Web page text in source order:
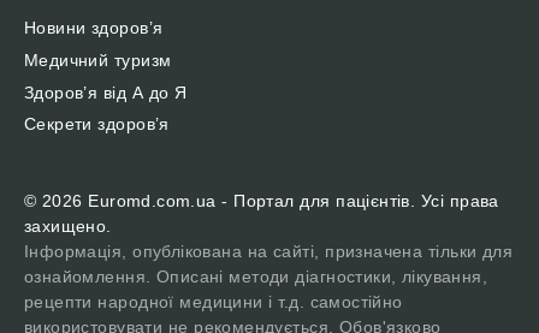
Новини здоров’я
Медичний туризм
Здоров’я від А до Я
Секрети здоров’я
© 2026 Euromd.com.ua - Портал для пацієнтів. Усі права
захищено.
Інформація, опублікована на сайті, призначена тільки для
ознайомлення. Описані методи діагностики, лікування,
рецепти народної медицини і т.д. самостійно
використовувати не рекомендується. Обов'язково